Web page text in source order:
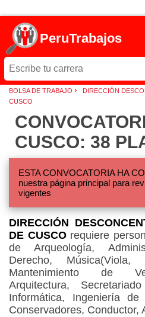
PeruTrabajos
BOLSA DE TRABAJO ›
DIRECCIÓN
CUSCO
CUSCO: 38
ESTA CONVOCATORIA HA
nuestra página principal para
vigentes
DIRECCIÓN
DE CUSCOrequiere
de Arqueología,
Derecho,
Mantenimiento de
Arquitectura,
Informática, Ingeniería de
Conservadores, Conductor,